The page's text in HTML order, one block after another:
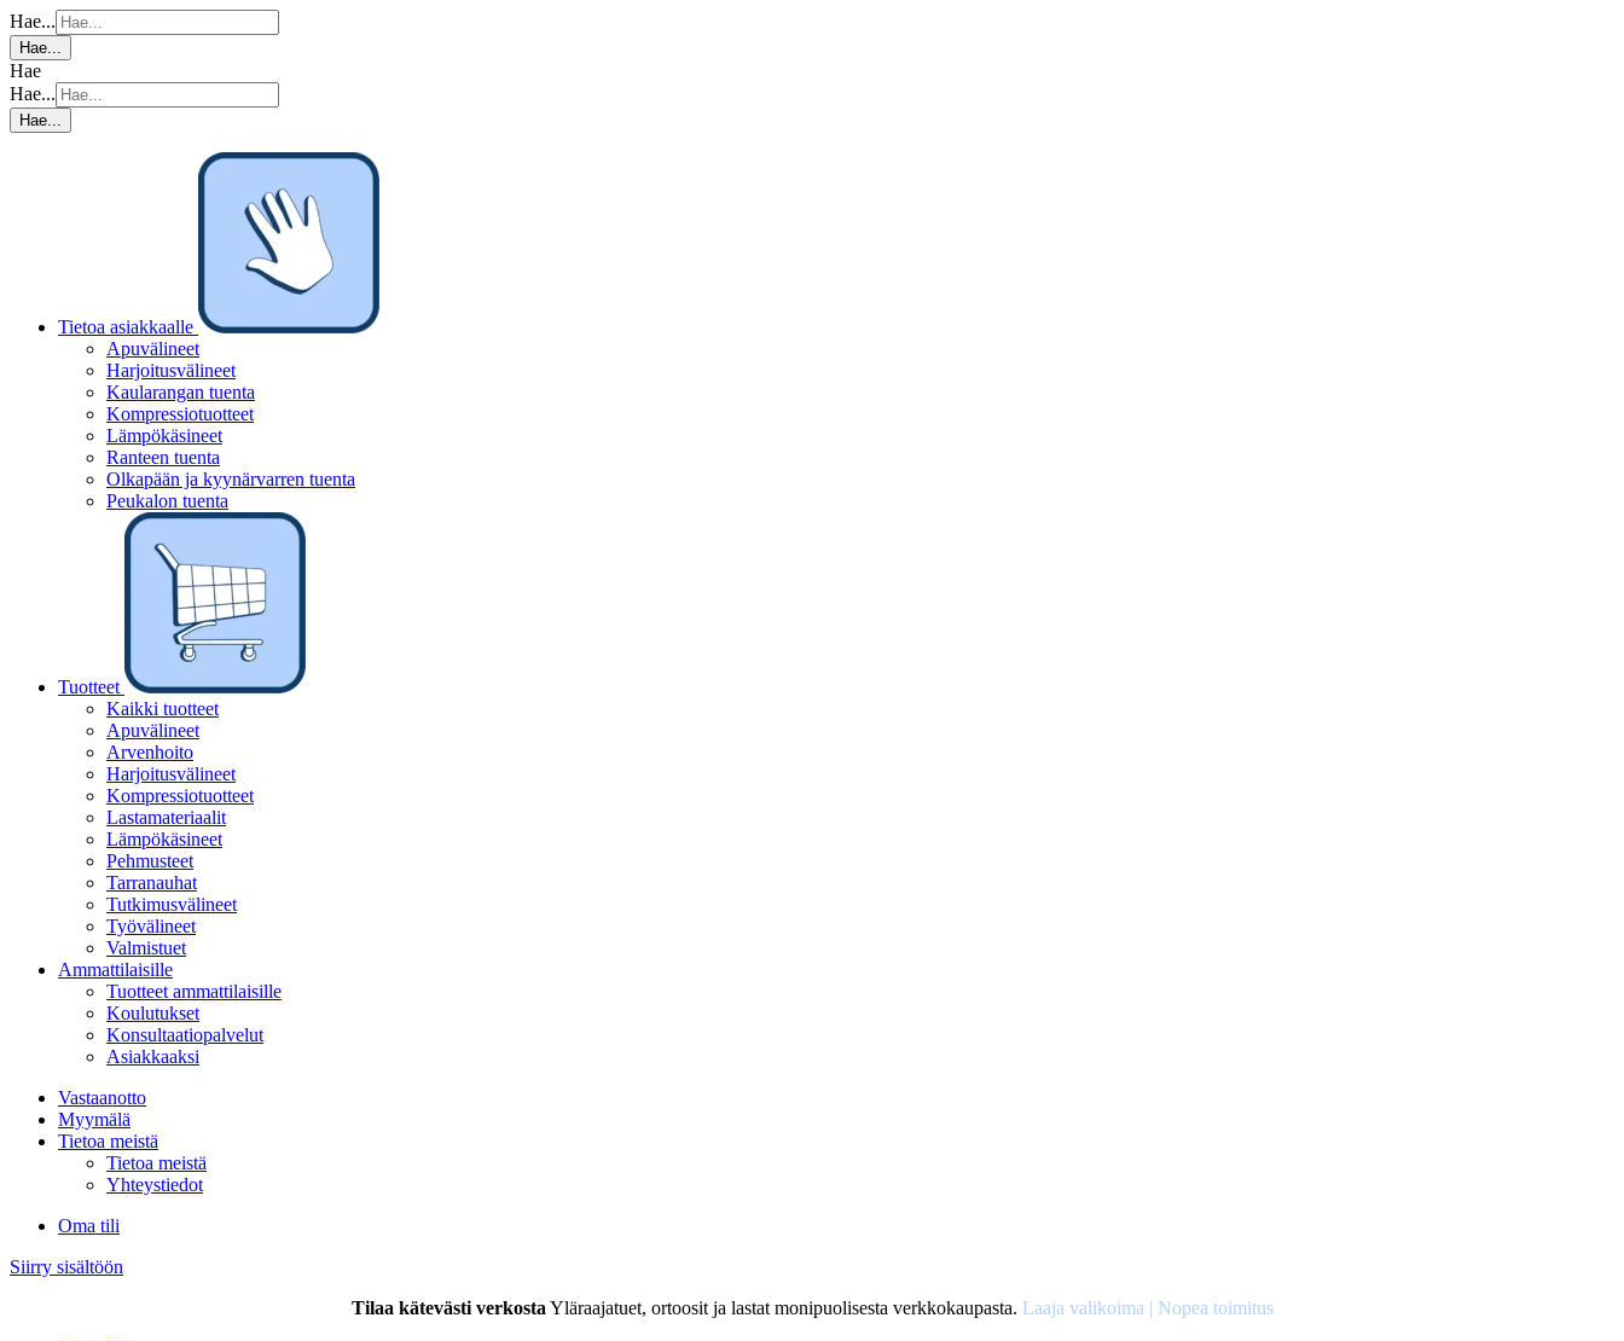
Hae...
Hae...
Hae
Hae...
Hae...
Tietoa asiakkaalle
Apuvälineet
Harjoitusvälineet
Kaularangan tuenta
Kompressiotuotteet
Lämpökäsineet
Ranteen tuenta
Olkapään ja kyynärvarren tuenta
Peukalon tuenta
Tuotteet
Kaikki tuotteet
Apuvälineet
Arvenhoito
Harjoitusvälineet
Kompressiotuotteet
Lastamateriaalit
Lämpökäsineet
Pehmusteet
Tarranauhat
Tutkimusvälineet
Työvälineet
Valmistuet
Ammattilaisille
Tuotteet ammattilaisille
Koulutukset
Konsultaatiopalvelut
Asiakkaaksi
Vastaanotto
Myymälä
Tietoa meistä
Tietoa meistä
Yhteystiedot
Oma tili
Siirry sisältöön
Tilaa kätevästi verkosta Yläraajatuet, ortoosit ja lastat monipuolisesta verkkokaupasta. Laaja valikoima | Nopea toimitus